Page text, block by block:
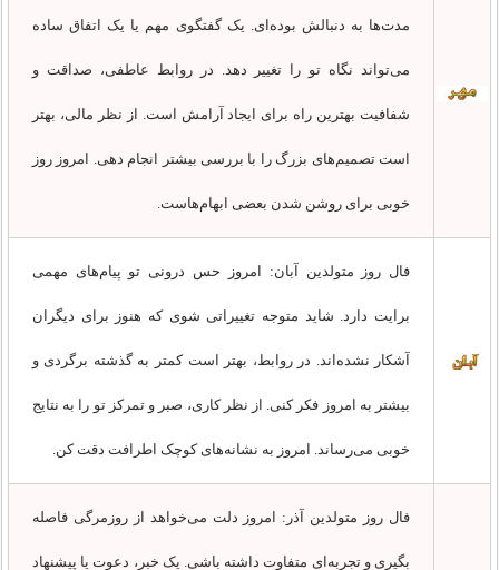
مدت‌ها به دنبالش بوده‌ای. یک گفتگوی مهم یا یک اتفاق ساده
می‌تواند نگاه تو را تغییر دهد. در روابط عاطفی، صداقت و
شفافیت بهترین راه برای ایجاد آرامش است. از نظر مالی، بهتر
است تصمیم‌های بزرگ را با بررسی بیشتر انجام دهی. امروز روز
خوبی برای روشن شدن بعضی ابهام‌هاست.
فال روز متولدین آبان: امروز حس درونی تو پیام‌های مهمی
برایت دارد. شاید متوجه تغییراتی شوی که هنوز برای دیگران
آشکار نشده‌اند. در روابط، بهتر است کمتر به گذشته برگردی و
بیشتر به امروز فکر کنی. از نظر کاری، صبر و تمرکز تو را به نتایج
خوبی می‌رساند. امروز به نشانه‌های کوچک اطرافت دقت کن.
فال روز متولدین آذر: امروز دلت می‌خواهد از روزمرگی فاصله
بگیری و تجربه‌ای متفاوت داشته باشی. یک خبر، دعوت یا پیشنهاد